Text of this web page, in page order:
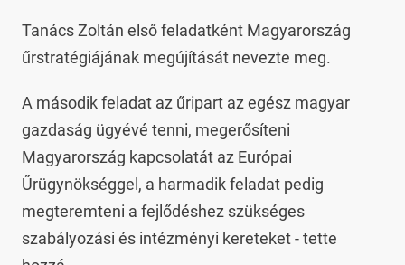
Tanács Zoltán első feladatként Magyarország
űrstratégiájának megújítását nevezte meg.
A második feladat az űripart az egész magyar
gazdaság ügyévé tenni, megerősíteni
Magyarország kapcsolatát az Európai
Űrügynökséggel, a harmadik feladat pedig
megteremteni a fejlődéshez szükséges
szabályozási és intézményi kereteket - tette